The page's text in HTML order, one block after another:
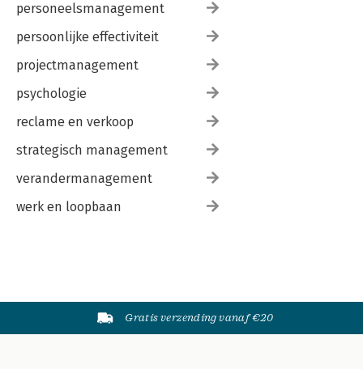
personeelsmanagement
persoonlijke effectiviteit
projectmanagement
psychologie
reclame en verkoop
strategisch management
verandermanagement
werk en loopbaan
Gratis verzending vanaf €20